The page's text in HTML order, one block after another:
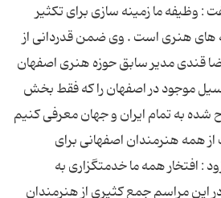
: وظیفه ما زمینه سازی برای تکثیر
های هنری است . وی ضمن قدردانی از
قندی مدیر سابق حوزه هنری اصفهان
موجود در اصفهان را که فقط بخش
شده به تمام ایران و جهان معرفی کنیم
همه هنرمندان اصفهانی برای
: افتخار همه ما خدمتگزاری به
این مراسم جمع کثیری از هنرمندان